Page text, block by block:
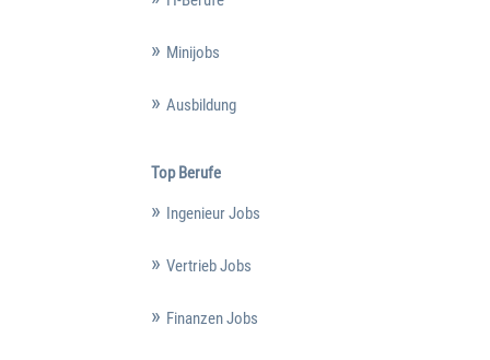
Minijobs
Ausbildung
Top Berufe
Ingenieur Jobs
Vertrieb Jobs
Finanzen Jobs